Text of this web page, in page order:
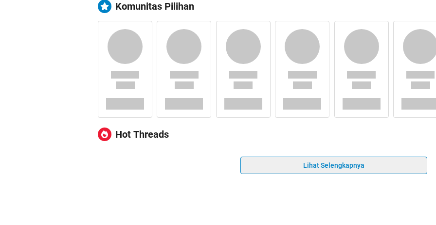
Komunitas Pilihan
Hot Threads
Lihat Selengkapnya